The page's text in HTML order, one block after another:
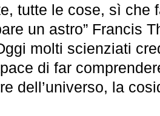
tutte le cose, sì che
un astro” Francis
molti scienziati
di far
dell’universo, la